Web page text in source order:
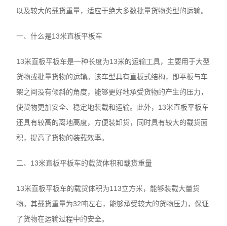
以及较大的载货重量，适应于绝大多数批量货物类型的运输。
一、什么是13米直板平板车
13米直板平板车是一种长度为13米的运输工具，主要用于大型
货物或批量货物的运输。该车型具有直板式结构，即平板与车
架之间没有倾斜的角度，能够更好地承受货物的产生的压力，
使货物更加安全、稳定地装载和运输。此外，13米直板平板车
还具有较高的离地高度，方便装卸货，同时具有较大的载货面
积，提高了货物的装载效率。
二、13米直板平板车的载货体积和载货重量
13米直板平板车的载货体积为113立方米，能够装载大量货
物。其载货重量为32吨左右，能够承受较大的货物压力，保证
了货物在运输过程中的安全。